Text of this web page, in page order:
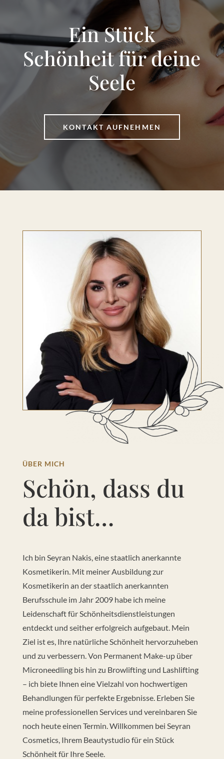
Ein Stück
Schönheit für deine
Seele
KONTAKT AUFNEHMEN
ÜBER MICH
Schön, dass du
da bist…
Ich bin Seyran Nakis, eine staatlich anerkannte
Kosmetikerin. Mit meiner Ausbildung zur
Kosmetikerin an der staatlich anerkannten
Berufsschule im Jahr 2009 habe ich meine
Leidenschaft für Schönheitsdienstleistungen
entdeckt und seither erfolgreich aufgebaut. Mein
Ziel ist es, Ihre natürliche Schönheit hervorzuheben
und zu verbessern. Von Permanent Make-up über
Microneedling bis hin zu Browlifting und Lashlifting
– ich biete Ihnen eine Vielzahl von hochwertigen
Behandlungen für perfekte Ergebnisse. Erleben Sie
meine professionellen Services und vereinbaren Sie
noch heute einen Termin. Willkommen bei Seyran
Cosmetics, Ihrem Beautystudio für ein Stück
Schönheit für Ihre Seele.